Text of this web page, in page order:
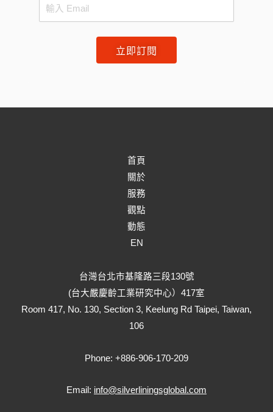
立即訂閱
首頁
關於
服務
觀點
動態
EN
台灣台北市基隆路三段130號
(台大嚴慶齡工業研究中心）417室
Room 417, No. 130, Section 3, Keelung Rd Taipei, Taiwan,
106
Phone: +886-906-170-209
Email: info@silverliningsglobal.com